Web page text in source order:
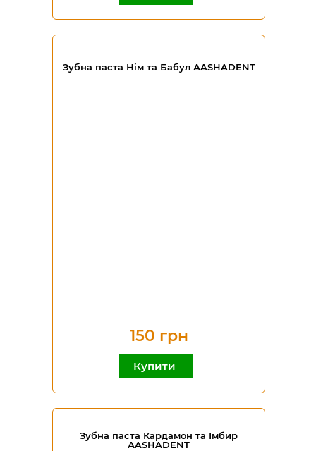
Зубна паста Нім та Бабул АASHADENT
150 грн
Купити
Зубна паста Кардамон та Імбир
АASHADENT